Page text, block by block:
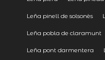
Leña pinell de solsonès
Leña pobla de claramunt
Leña pont darmentera